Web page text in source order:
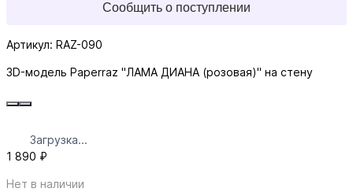
Сообщить о поступлении
Артикул: RAZ-090
3D-модель Paperraz "ЛАМА ДИАНА (розовая)" на стену
Загрузка...
1 890 ₽
Нет в наличии